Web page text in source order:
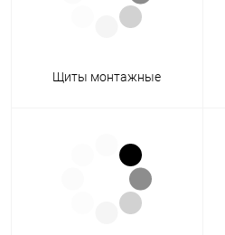
Щиты монтажные